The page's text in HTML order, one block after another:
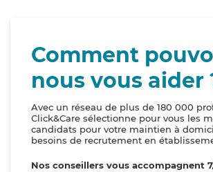
Comment
nous vous aider
Avec un réseau de plus de 180 000
Click&Care sélectionne pour vous les
candidats pour votre maintien à
besoins de recrutement en
Nos conseillers vous accompagnent